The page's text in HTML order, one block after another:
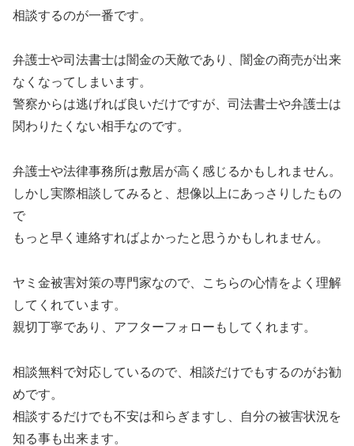
相談するのが一番です。
弁護士や司法書士は闇金の天敵であり、闇金の商売が出来
なくなってしまいます。
警察からは逃げれば良いだけですが、司法書士や弁護士は
関わりたくない相手なのです。
弁護士や法律事務所は敷居が高く感じるかもしれません。
しかし実際相談してみると、想像以上にあっさりしたもの
で
もっと早く連絡すればよかったと思うかもしれません。
ヤミ金被害対策の専門家なので、こちらの心情をよく理解
してくれています。
親切丁寧であり、アフターフォローもしてくれます。
相談無料で対応しているので、相談だけでもするのがお勧
めです。
相談するだけでも不安は和らぎますし、自分の被害状況を
知る事も出来ます。